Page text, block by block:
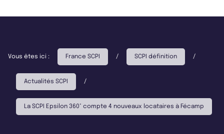
Vous êtes ici : France SCPI / SCPI définition /
Actualités SCPI /
La SCPI Epsilon 360° compte 4 nouveaux locataires à Fécamp